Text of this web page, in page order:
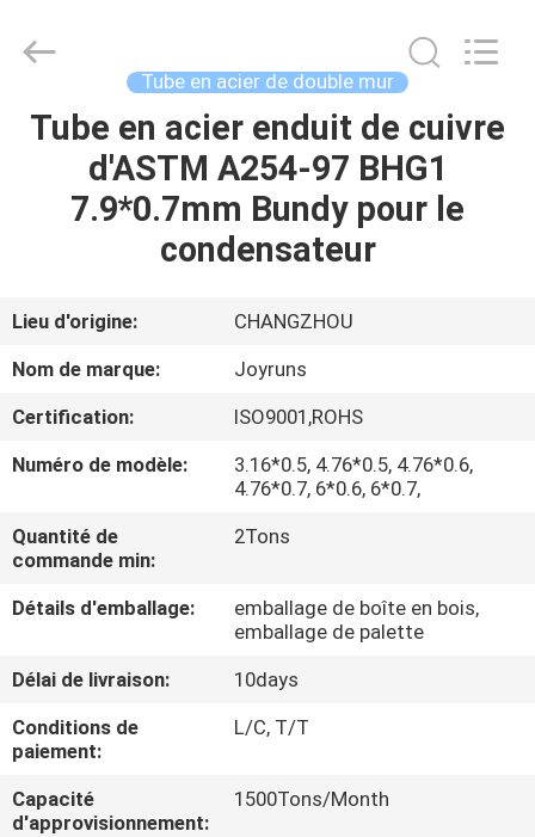
MAISON
PRODUITS
SUJET
DES
USA
VISITE
D'USINE
CONTRÔLE
QUALITÉ
CONTACTEZ-
NOUS
Joyruns
Steel
Rights
Reserved.
Tube en acier de double mur
Tube en acier enduit de cuivre
d'ASTM A254-97 BHG1
7.9*0.7mm Bundy pour le
condensateur
Lieu d'origine:
CHANGZHOU
Nom de marque:
Joyruns
Certification:
ISO9001,ROHS
Numéro de modèle:
3.16*0.5, 4.76*0.5, 4.76*0.6,
4.76*0.7, 6*0.6, 6*0.7,
Quantité de
commande min:
2Tons
Détails d'emballage:
emballage de boîte en bois,
emballage de palette
Délai de livraison:
10days
Conditions de
paiement:
L/C, T/T
Capacité
d'approvisionnement:
1500Tons/Month